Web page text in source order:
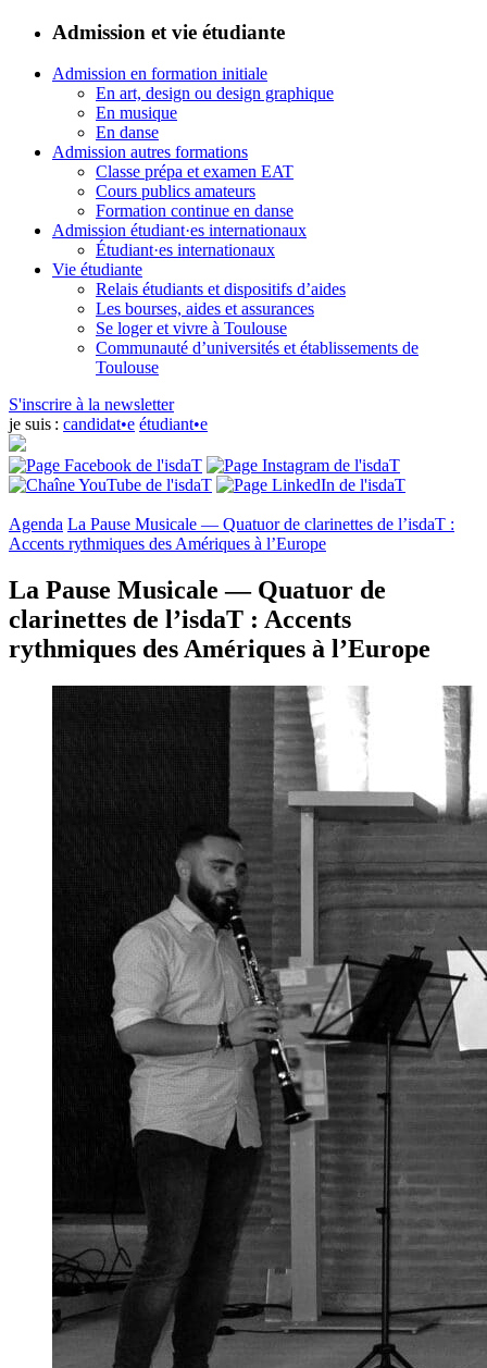
Admission et vie étudiante
Admission en formation initiale
En art, design ou design graphique
En musique
En danse
Admission autres formations
Classe prépa et examen EAT
Cours publics amateurs
Formation continue en danse
Admission étudiant·es internationaux
Étudiant·es internationaux
Vie étudiante
Relais étudiants et dispositifs d’aides
Les bourses, aides et assurances
Se loger et vivre à Toulouse
Communauté d’universités et établissements de
Toulouse
S'inscrire à la newsletter
je suis : candidat•e étudiant•e
Agenda La Pause Musicale — Quatuor de clarinettes de l’isdaT :
Accents rythmiques des Amériques à l’Europe
La Pause Musicale — Quatuor de
clarinettes de l’isdaT : Accents
rythmiques des Amériques à l’Europe